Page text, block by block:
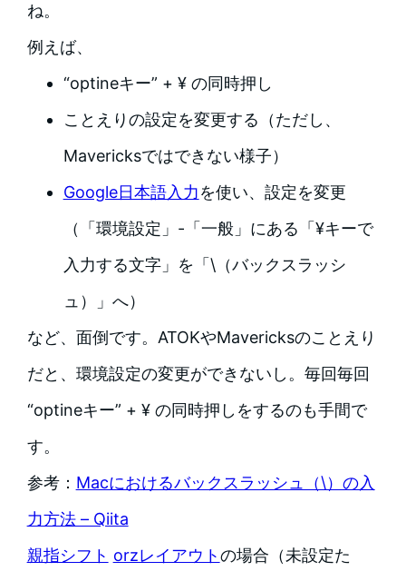
ね。
例えば、
“optineキー” + ¥ の同時押し
ことえりの設定を変更する（ただし、
Mavericksではできない様子）
Google日本語入力を使い、設定を変更
（「環境設定」-「一般」にある「¥キーで
入力する文字」を「\（バックスラッシ
ュ）」へ）
など、面倒です。ATOKやMavericksのことえり
だと、環境設定の変更ができないし。毎回毎回
“optineキー” + ¥ の同時押しをするのも手間で
す。
参考： Macにおけるバックスラッシュ（\）の入
力方法 – Qiita
親指シフト orzレイアウトの場合（未設定た